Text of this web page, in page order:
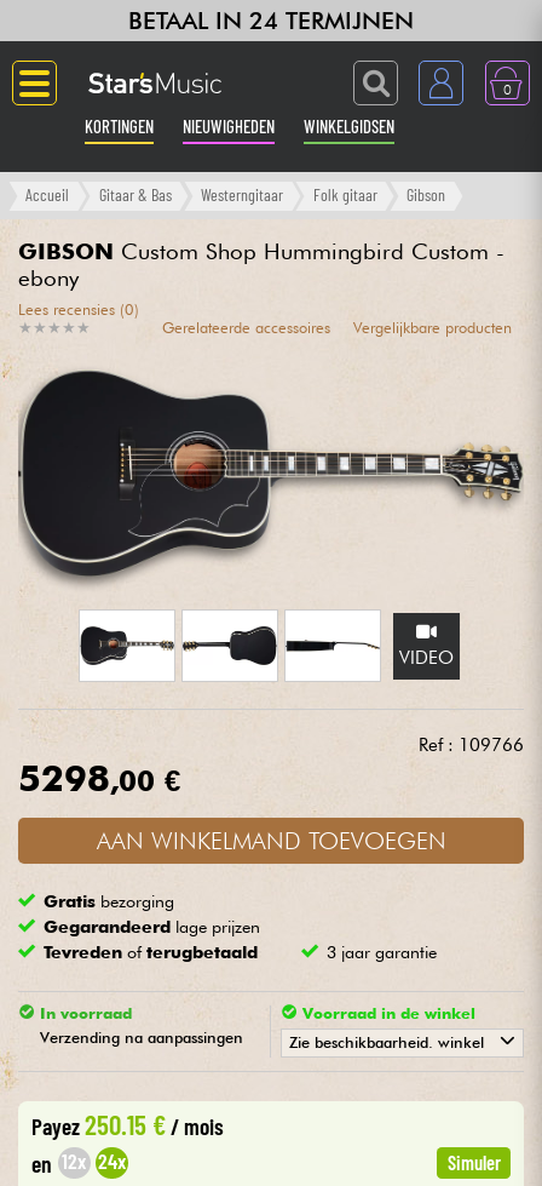
BETAAL IN 24 TERMIJNEN
0
KORTINGEN NIEUWIGHEDEN WINKELGIDSEN
Langue
Gitaar & Bas
Versterker & Effecten
Toetsenbord & Piano
Synths & samplers
Home-studio
Hoofdtelefoon
Microfoon
Licht
Blaasinstrument
Viool & Quatuor
Kabels & toebehoren
Accueil Gitaar & Bas Westerngitaar Folk gitaar Gibson
GIBSON Custom Shop Hummingbird Custom -
ebony
★ ★ ★ ★ ★
★ ★ ★ ★ ★
Lees recensies (0)
Gerelateerde accessoires
Vergelijkbare producten
VIDEO
Ref : 109766
5298,00 €
AAN WINKELMAND TOEVOEGEN
Gratis bezorging
Gegarandeerd lage prijzen
Tevreden ofterugbetaald 3 jaar garantie
In voorraad
Verzending na aanpassingen
Voorraad in de winkel
Zie beschikbaarheid. winkel
Payez250.15 €/ mois
en 12x 24x Simuler